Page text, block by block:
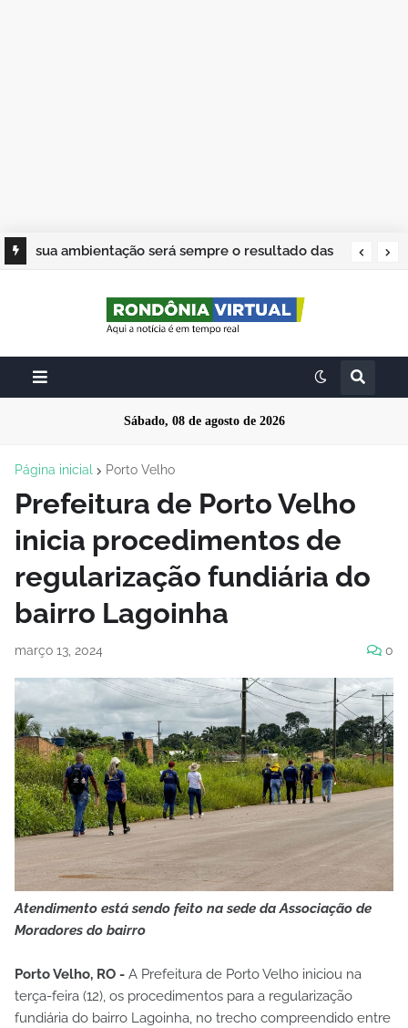
sua ambientação será sempre o resultado das
Sábado, 08 de agosto de 2026
Página inicial Porto Velho
Prefeitura de Porto Velho
inicia procedimentos de
regularização fundiária do
bairro Lagoinha
março 13, 2024 0
Atendimento está sendo feito na sede da Associação de
Moradores do bairro
Porto Velho, RO - A Prefeitura de Porto Velho iniciou na
terça-feira (12), os procedimentos para a regularização
fundiária do bairro Lagoinha, no trecho compreendido entre